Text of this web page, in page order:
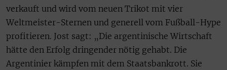
verkauft und wird vom neuen Trikot mit vier
Weltmeister-Sternen und generell vom Fußball-Hype
profitieren. Jost sagt: „Die argentinische Wirtschaft
hätte den Erfolg dringender nötig gehabt. Die
Argentinier kämpfen mit dem Staatsbankrott. Sie